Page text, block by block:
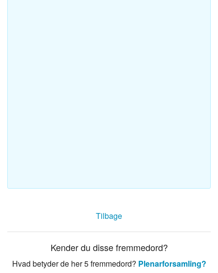
Tilbage
Kender du disse fremmedord?
Hvad betyder de her 5 fremmedord? Plenarforsamling?